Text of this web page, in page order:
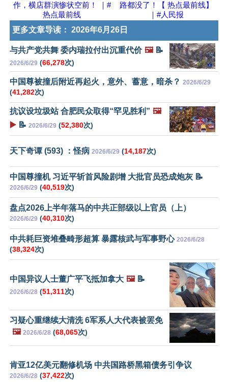
作，横店群演惨状空前！ ｜#
热点最前线
路都没了！【 热点最前线】
｜#人民报
更多文章导读： 2026年6月26日
与共产党共舞 委内瑞拉付出沉重代价 🖼️📝
2026/6/29 (66,278次)
中国尊被撞后附近再起火，意外、蓄意，暗杀？ 2026/6/29
(41,282次)
抗议设垃圾站 合肥民众取得“罕见胜利” 🖼️
▶️ 📝 2026/6/29 (52,380次)
天下奇谭 (593) ：怪病 2026/6/29 (14,187次)
中国尊撞机 习近平斩首风险剧增 大批官员恐成炮灰 📝
2026/6/29 (40,519次)
盘点2026上半年落马的中共正部级以上官员（上）
2026/6/29 (40,310次)
中共耗巨资堆叠畸形超算 暴露核武与军事野心 2026/6/28
(38,324次)
中国异议人士董广平飞抵加拿大 🖼️📝
2026/6/28 (51,311次)
习疑心重继续大清洗 6军系人大代表被罢免
🖼️ 2026/6/28 (68,065次)
肯亚12亿美元翻修机场 中共国路桥黑箱债务引争议
2026/6/28 (37,422次)